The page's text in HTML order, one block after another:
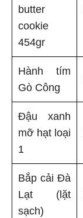
butter
cookie
454gr
Hành tím
Gò Công
Đậu xanh
mỡ hạt loại
1
Bắp cải Đà
Lạt (lặt
sạch)